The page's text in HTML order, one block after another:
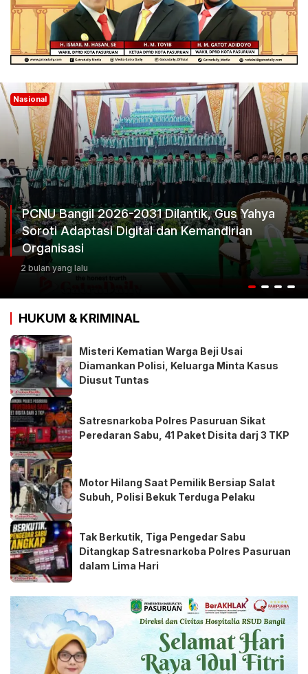
Nasional
Ketum Progib Dorong Rapimwil Jatim
Keputusan Terbaik
3 bulan yang lalu
HUKUM & KRIMINAL
Misteri Kematian Warga Beji Usai
Diamankan Polisi, Keluarga Minta Kasus
Diusut Tuntas
Satresnarkoba Polres Pasuruan Sikat
Peredaran Sabu, 41 Paket Disita darj 3 TKP
Motor Hilang Saat Pemilik Bersiap Salat
Subuh, Polisi Bekuk Terduga Pelaku
Tak Berkutik, Tiga Pengedar Sabu
Ditangkap Satresnarkoba Polres Pasuruan
dalam Lima Hari